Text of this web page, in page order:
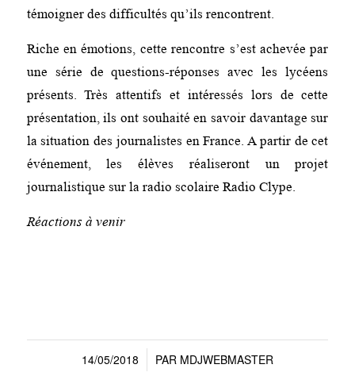
témoigner des difficultés qu’ils rencontrent.
Riche en émotions, cette rencontre s’est achevée par
une série de questions-réponses avec les lycéens
présents. Très attentifs et intéressés lors de cette
présentation, ils ont souhaité en savoir davantage sur
la situation des journalistes en France. A partir de cet
événement, les élèves réaliseront un projet
journalistique sur la radio scolaire Radio Clype.
Réactions à venir
14/05/2018
/ PAR MDJWEBMASTER